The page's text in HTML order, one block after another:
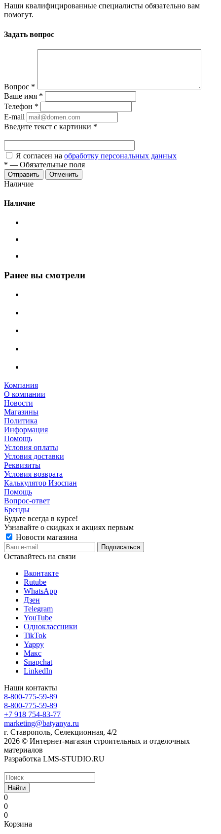
Наши квалифицированные специалисты обязательно вам
помогут.
Задать вопрос
Вопрос *
Ваше имя *
Телефон *
E-mail
Введите текст с картинки *
Я согласен на обработку персональных данных
* — Обязательные поля
Отменить
Наличие
Наличие
Ранее вы смотрели
Компания
О компании
Новости
Магазины
Политика
Информация
Помощь
Условия оплаты
Условия доставки
Реквизиты
Условия возврата
Калькулятор Изоспан
Помощь
Вопрос-ответ
Бренды
Будьте всегда в курсе!
Узнавайте о скидках и акциях первым
Новости магазина
Оставайтесь на связи
Вконтакте
Rutube
WhatsApp
Дзен
Telegram
YouTube
Одноклассники
TikTok
Yappy
Макс
Snapchat
LinkedIn
Наши контакты
8-800-775-59-89
8-800-775-59-89
+7 918 754-83-77
marketing@batyanya.ru
г. Ставрополь, Селекционная, 4/2
2026 © Интернет-магазин строительных и отделочных
материалов
Разработка LMS-STUDIO.RU
Найти
0
0
0
Корзина